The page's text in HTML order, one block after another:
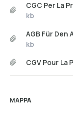
CGC Per La
kb
AGB Für
kb
CGV Pour La
MAPPA